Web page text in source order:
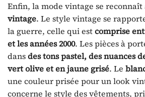
Enfin, la mode vintage se reconnaît
vintage. Le style vintage se
la guerre, celle qui estcomprise
et les années 2000. Les pièces à
dansdes tons pastel, des nuances
vert olive et en jaune grisé. Le
une couleur prisée pour un look
concerne le style des vêtements,